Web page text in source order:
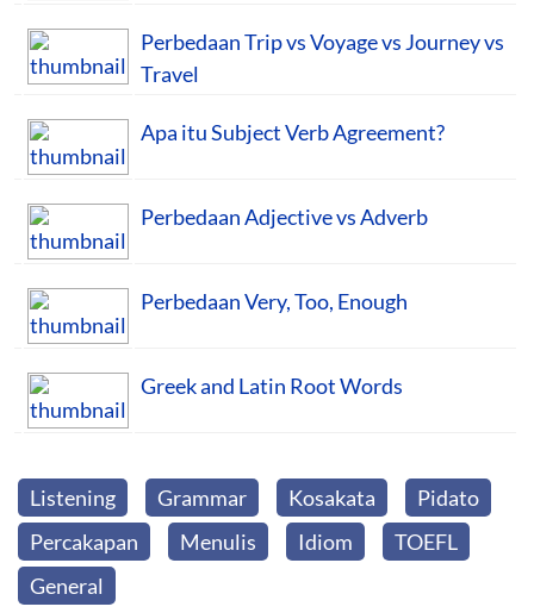
Perbedaan Trip vs Voyage vs Journey vs
Travel
Apa itu Subject Verb Agreement?
Perbedaan Adjective vs Adverb
Perbedaan Very, Too, Enough
Greek and Latin Root Words
Listening Grammar Kosakata
Pidato
Percakapan
Menulis Idiom
TOEFL
General